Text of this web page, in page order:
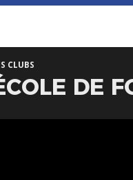
CLUBS
DE